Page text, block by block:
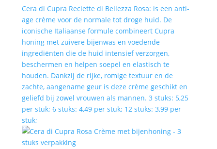
Cera di Cupra Reciette di Bellezza Rosa: is een anti-
age crème voor de normale tot droge huid. De
iconische Italiaanse formule combineert Cupra
honing met zuivere bijenwas en voedende
ingrediënten die de huid intensief verzorgen,
beschermen en helpen soepel en elastisch te
houden. Dankzij de rijke, romige textuur en de
zachte, aangename geur is deze crème geschikt en
geliefd bij zowel vrouwen als mannen. 3 stuks: 5,25
per stuk; 6 stuks: 4,49 per stuk; 12 stuks: 3,99 per
stuk;